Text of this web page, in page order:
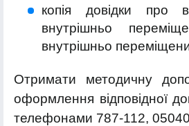
копія довідки про
внутрішньо
внутрішньо
Отримати методичну
оформлення відповідної
телефонами 787-112,